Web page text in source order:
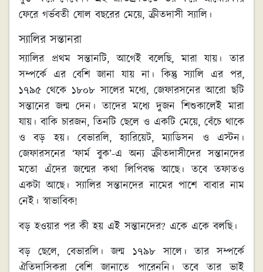
ফেরে গর্ভবতী ষোল বছরের মেয়ে, ক্রীতদাসী স্যালি।
স্যালির সন্তানরা
স্যালির প্রথম সন্তানটি, আগেই বলেছি, মারা যায়। তার
সম্পর্কে এর বেশি জানা যায় না। কিন্তু স্যালি এর পর,
১৭৯৫ থেকে ১৮০৮ সালের মধ্যে, জেফারসনের আরো ছটি
সন্তানের জন্ম দেন। তাদের মধ্যে দুজন শিশুকালেই মারা
যায়। বাকি চারজন, তিনটি ছেলে ও একটি মেয়ে, বেঁচে থাকে
ও বড় হয়। বেভারলি, হ্যারিয়েট, ম্যাডিসন ও এস্টন।
জেফারসনের ‘ফার্ম বুক’-এ অন্য ক্রীতদাসীদের সন্তানদের
মতো এঁদের জন্মের কথা লিপিবদ্ধ আছে। তবে তফাতও
একটা আছে। স্যালির সন্তানদের নামের পাশে বাবার নাম
নেই। স্বাভাবিক!
বড় হওয়ার পর কী হয় এই সন্তানদের? একে একে বলছি।
বড় ছেলে, বেভারলি। জন্ম ১৭৯৮ সালে। তার সম্পর্কে
ঐতিদাসিকরা বেশি জানাতে পারেননি। তবে তার ভাই